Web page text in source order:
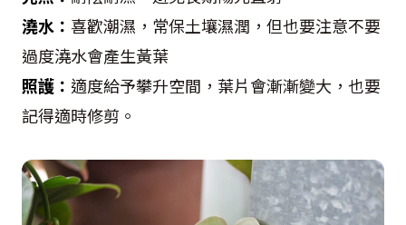
澆水： 喜歡潮濕，常保土壤濕潤，但也要注意不要
過度澆水會產生黃葉
照護： 適度給予攀升空間，葉片會漸漸變大，也要
記得適時修剪。